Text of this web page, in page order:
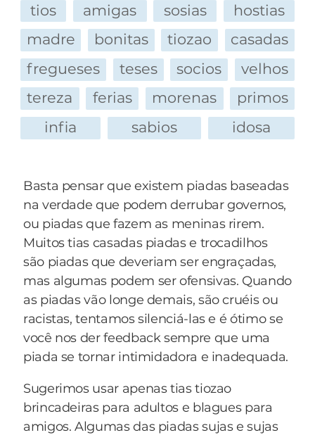
perguntas.
Nisso chega o cachorro da família, LULU, senta
bem embaixo do banco do namorado e faz
aquela cara de quem pede:
— E aí meu, cadê meu osso?
E as perguntas não paravam, e Juquinha
ficando cada mais nervoso, e o bigode do sogro
parecia que ia pular em cima dele.
aguentar...
— Bam!
E eis que vem o primeiro enviado , tão alto que
poderia ser ouvido em um Iglu na Sibéria.
Juquinha olha para todo mundo, olha para o
sogro e finalmente olha para a namorada, que
olha para ele, olha para LULU e diz:
— Passa LULU!!!
— Que beleza!! - pensa Juquinha - eles acharam
que foi o cachorro!
namorada:
— O que você faz? Quem são seus tataravós?
Qual a cor do cabelo da sua mãe?
tios amigas sosias
hostias
madre
bonitas tiozao
casadas
fregueses
teses socios
velhos
tereza
ferias morenas
primos
infia
sabios idosa
Basta pensar que existem piadas baseadas
na verdade que podem derrubar governos,
ou piadas que fazem as meninas rirem.
Muitos tias casadas piadas e trocadilhos
são piadas que deveriam ser engraçadas,
mas algumas podem ser ofensivas. Quando
as piadas vão longe demais, são cruéis ou
racistas, tentamos silenciá-las e é ótimo se
você nos der feedback sempre que uma
piada se tornar intimidadora e inadequada.
Sugerimos usar apenas tias tiozao
brincadeiras para adultos e blagues para
amigos. Algumas das piadas sujas e sujas